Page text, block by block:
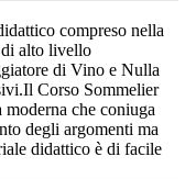
compreso nella
di alto livello
di Vino e Nulla
Corso Sommelier
che coniuga
degli argomenti ma
didattico è di facile